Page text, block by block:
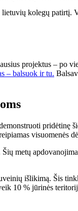
kolegų
projektus – po
– balsuok ir tu.
visuomenės
metų
išlikimą. Šis
10 % jūrinės